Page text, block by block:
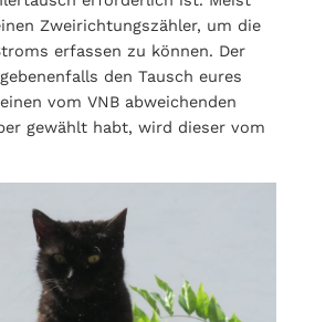
Zweirichtungszähler, um die
erfassen zu können. Der
den Tausch eures
vom VNB abweichenden
gewählt habt, wird dieser vom